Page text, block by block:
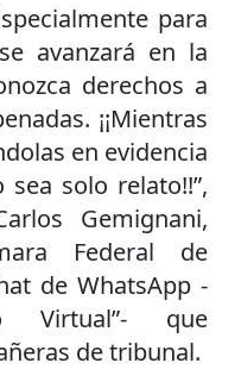
para
avanzará en la
derechos a
¡¡Mientras
en evidencia
solo relato!!”,
Gemignani,
Federal de
de WhatsApp -
Virtual”- que
de tribunal.